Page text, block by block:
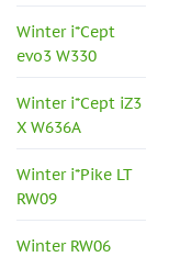
Winter i*Cept
evo3 W330
Winter i*Cept iZ3
X W636A
Winter i*Pike LT
RW09
Winter RW06